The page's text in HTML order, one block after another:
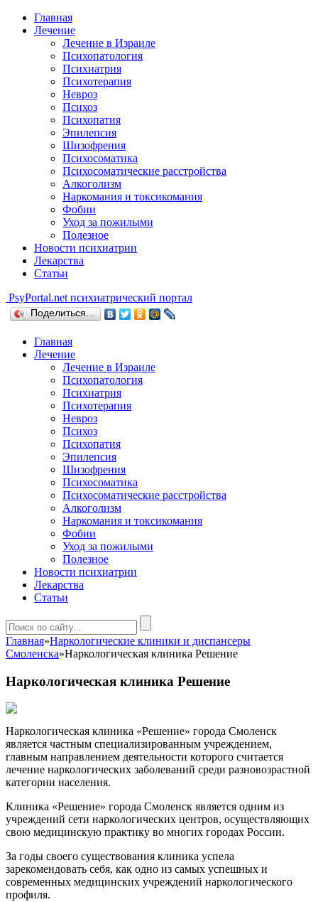
Главная
Лечение
Лечение в Израиле
Психопатология
Психиатрия
Психотерапия
Невроз
Психоз
Психопатия
Эпилепсия
Шизофрения
Психосоматика
Психосоматические расстройства
Алкоголизм
Наркомания и токсикомания
Фобии
Уход за пожилыми
Полезное
Новости психиатрии
Лекарства
Статьи
PsyPortal.net психиатрический портал
Поделиться…
Главная
Лечение
Лечение в Израиле
Психопатология
Психиатрия
Психотерапия
Невроз
Психоз
Психопатия
Эпилепсия
Шизофрения
Психосоматика
Психосоматические расстройства
Алкоголизм
Наркомания и токсикомания
Фобии
Уход за пожилыми
Полезное
Новости психиатрии
Лекарства
Статьи
Главная»Наркологические клиники и диспансеры
Смоленска»Наркологическая клиника Решение
Наркологическая клиника Решение
Наркологическая клиника «Решение» города Смоленск
является частным специализированным учреждением,
главным направлением деятельности которого считается
лечение наркологических заболеваний среди разновозрастной
категории населения.
Клиника «Решение» города Смоленск является одним из
учреждений сети наркологических центров, осуществляющих
свою медицинскую практику во многих городах России.
За годы своего существования клиника успела
зарекомендовать себя, как одно из самых успешных и
современных медицинских учреждений наркологического
профиля.